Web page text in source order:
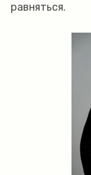
равняться.